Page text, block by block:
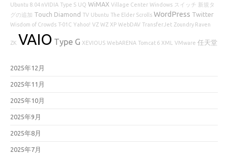
Ubuntu 8.04 nVIDIA Type S UQ WiMAX Village Center Windows スイッチ 新規タ
グの追加 Touch Diamond TV Ubuntu The Elder Scrolls WordPress Twitter
Wisdom of Crowds T-01C Yahoo! VZ WZ XP WebDAV TransferJet Zoundry Raven
ZK VAIO Type G XEVIOUS WebARENA Tomcat 6 XML VMware 任天堂
2025年12月
2025年11月
2025年10月
2025年9月
2025年8月
2025年7月